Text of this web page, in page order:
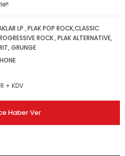
LP ,PLAK POP ROCK,CLASSIC
ROCK ,PLAK ALTERNATIVE,
GRUNGE
+ KDV
Haber Ver